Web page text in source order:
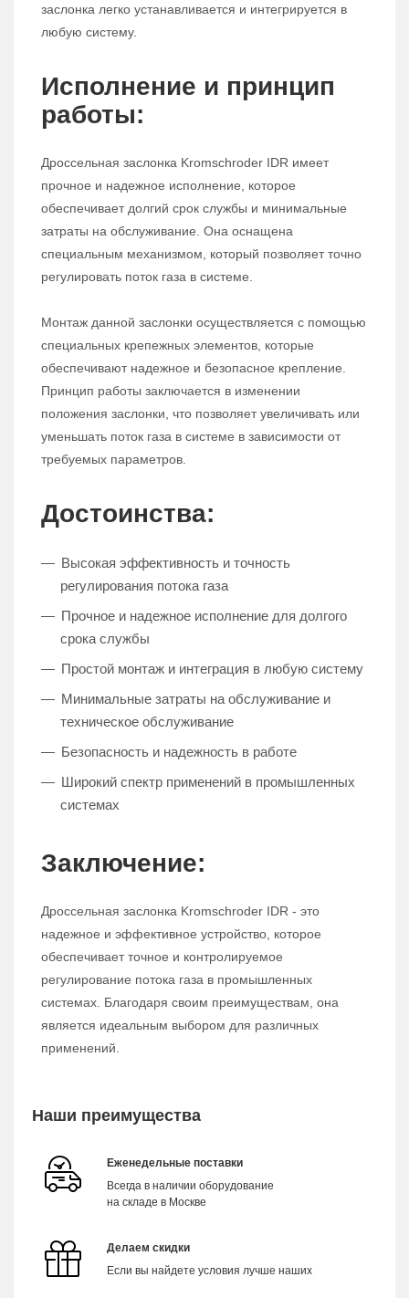
заслонка легко устанавливается и интегрируется в
любую систему.
Исполнение и принцип
работы:
Дроссельная заслонка Kromschroder IDR имеет
прочное и надежное исполнение, которое
обеспечивает долгий срок службы и минимальные
затраты на обслуживание. Она оснащена
специальным механизмом, который позволяет точно
регулировать поток газа в системе.
Монтаж данной заслонки осуществляется с помощью
специальных крепежных элементов, которые
обеспечивают надежное и безопасное крепление.
Принцип работы заключается в изменении
положения заслонки, что позволяет увеличивать или
уменьшать поток газа в системе в зависимости от
требуемых параметров.
Достоинства:
Высокая эффективность и точность
регулирования потока газа
Прочное и надежное исполнение для долгого
срока службы
Простой монтаж и интеграция в любую систему
Минимальные затраты на обслуживание и
техническое обслуживание
Безопасность и надежность в работе
Широкий спектр применений в промышленных
системах
Заключение:
Дроссельная заслонка Kromschroder IDR - это
надежное и эффективное устройство, которое
обеспечивает точное и контролируемое
регулирование потока газа в промышленных
системах. Благодаря своим преимуществам, она
является идеальным выбором для различных
применений.
Наши преимущества
Еженедельные поставки
Всегда в наличии оборудование
на складе в Москве
Делаем скидки
Если вы найдете условия лучше наших